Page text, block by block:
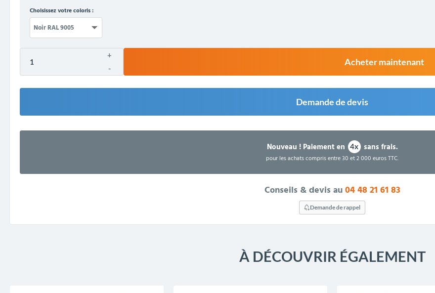
Choisissez votre coloris :
+
-
Acheter maintenant
Demande de devis
Nouveau !Paiement en 4x sans frais.
pour les achats compris entre 30 et 2 000 euros TTC.
Conseils & devis au04 48 21 61 83
Demande de rappel
À DÉCOUVRIR ÉGALEMENT